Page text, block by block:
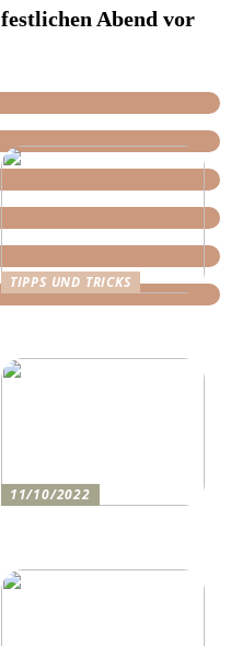
festlichen Abend vor
TIPPS UND TRICKS
11/10/2022